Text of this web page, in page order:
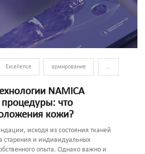
Excellence армирование ...
NAMICA
что
кожи?
исходя из состояния тканей
старения и индивидуальных
опыта. Однако важно и